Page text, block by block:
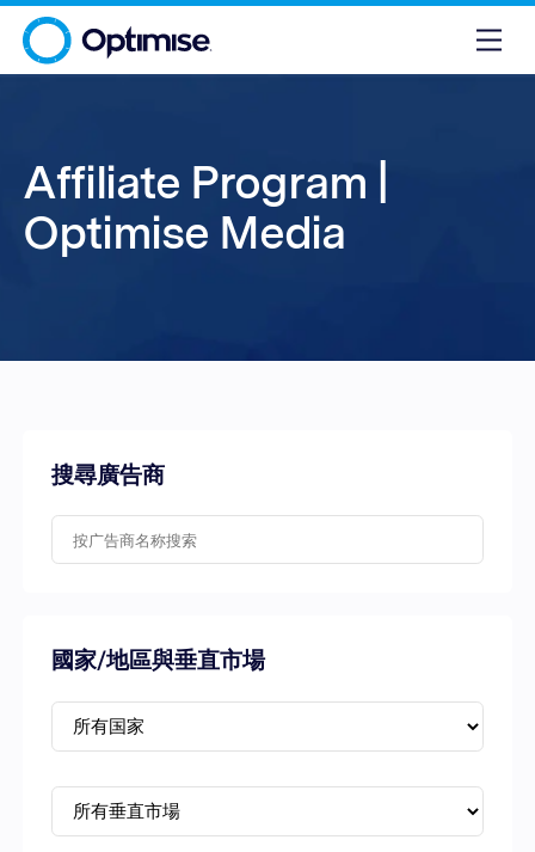
Affiliate Program |
Optimise Media
搜尋廣告商
國家/地區與垂直市場